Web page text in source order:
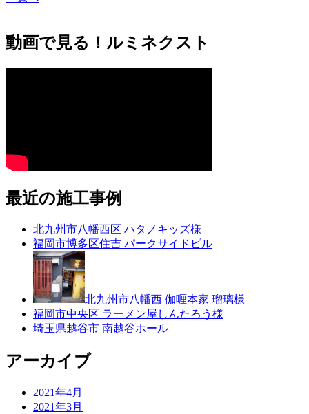
動画で見る！ルミネクスト
最近の施工事例
北九州市八幡西区 ハタノキッズ様
福岡市博多区住吉 パークサイドビル
北九州市八幡西 伽喱本家 瑠璃様
福岡市中央区 ラーメン屋しんたろう様
埼玉県越谷市 南越谷ホール
アーカイブ
2021年4月
2021年3月